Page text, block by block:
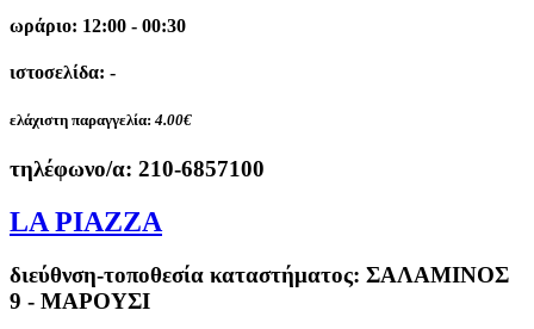
ωράριο: 12:00 - 00:30
ιστοσελίδα: -
ελάχιστη παραγγελία: 4.00€
τηλέφωνο/α: 210-6857100
LA PIAZZA
διεύθνση-τοποθεσία καταστήματος: ΣΑΛΑΜΙΝΟΣ
9 - ΜΑΡΟΥΣΙ